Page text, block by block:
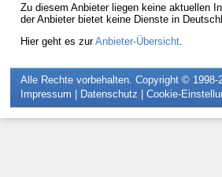
Zu diesem Anbieter liegen keine aktuellen
der Anbieter bietet keine Dienste in
Hier geht es zurAnbieter-Übersicht
Alle Rechte vorbehalten. Copyright © 1998-
Impressum
Datenschutz Cookie-